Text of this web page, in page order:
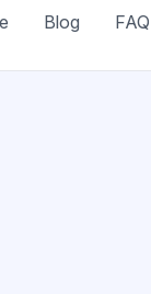
Blog FAQ